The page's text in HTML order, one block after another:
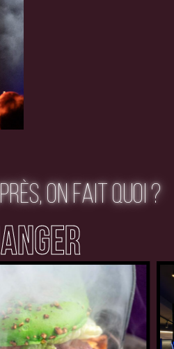
ON FAIT QUOI ?